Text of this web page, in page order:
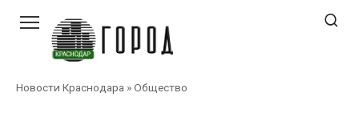
контенту
Новости Краснодара »Общество